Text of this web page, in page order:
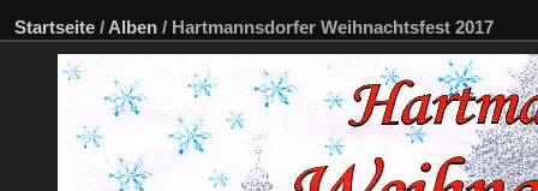
Startseite / Alben / Hartmannsdorfer Weihnachtsfest 2017